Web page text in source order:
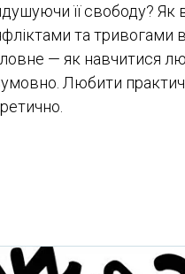
її свободу? Як
та тривогами
— як навчитися
Любити